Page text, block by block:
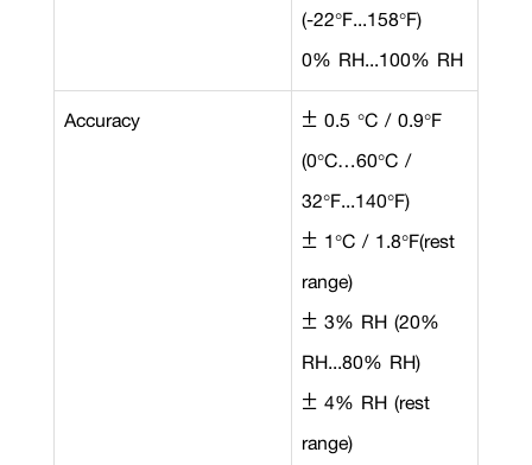
(-22°F...158°F)
0% RH...100% RH
Accuracy
± 0.5 °C / 0.9°F
(0°C…60°C /
32°F...140°F)
± 1°C / 1.8°F(rest
range)
± 3% RH (20%
RH...80% RH)
± 4% RH (rest
range)